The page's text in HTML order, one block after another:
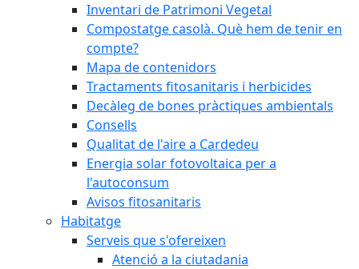
Inventari de Patrimoni Vegetal
Compostatge casolà. Què hem de tenir en
compte?
Mapa de contenidors
Tractaments fitosanitaris i herbicides
Decàleg de bones pràctiques ambientals
Consells
Qualitat de l'aire a Cardedeu
Energia solar fotovoltaica per a
l'autoconsum
Avisos fitosanitaris
Habitatge
Serveis que s'ofereixen
Atenció a la ciutadania